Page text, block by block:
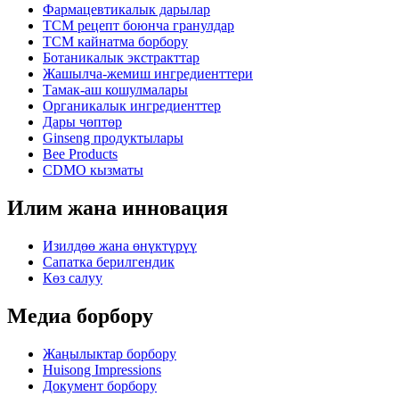
Фармацевтикалык дарылар
TCM рецепт боюнча гранулдар
TCM кайнатма борбору
Ботаникалык экстракттар
Жашылча-жемиш ингредиенттери
Тамак-аш кошулмалары
Органикалык ингредиенттер
Дары чөптөр
Ginseng продуктылары
Bee Products
CDMO кызматы
Илим жана инновация
Изилдөө жана өнүктүрүү
Сапатка берилгендик
Көз салуу
Медиа борбору
Жаңылыктар борбору
Huisong Impressions
Документ борбору